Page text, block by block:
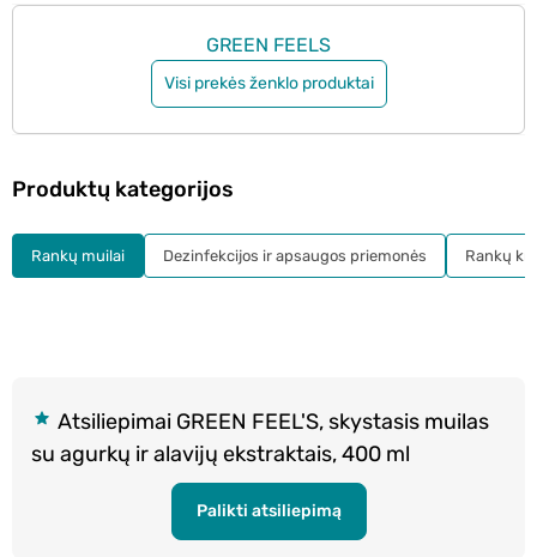
GREEN FEELS
Visi prekės ženklo produktai
Atsiliepimai GREEN FEEL'S, skystasis muilas
su agurkų ir alavijų ekstraktais, 400 ml
Palikti atsiliepimą
Produktų kategorijos
Rankų muilai Dezinfekcijos ir apsaugos priemonės Rankų